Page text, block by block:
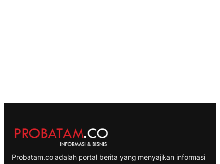
Probatam.co adalah portal berita yang menyajikan informasi